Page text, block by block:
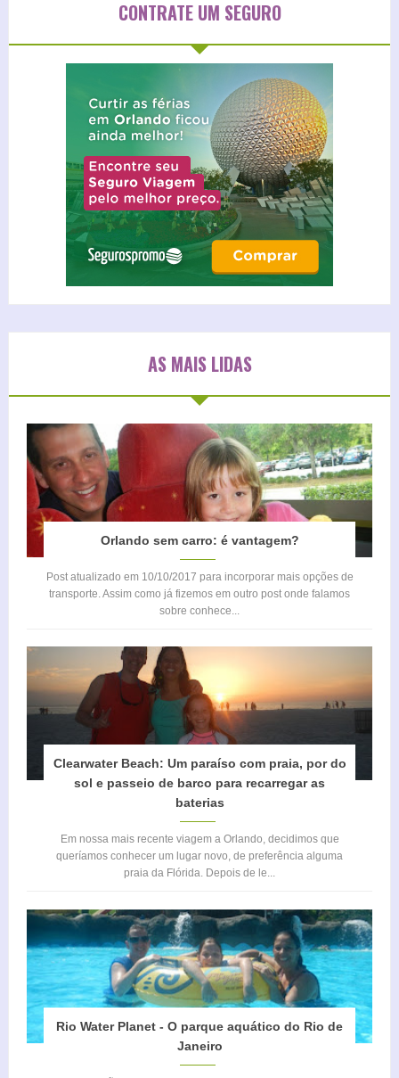
CONTRATE UM SEGURO
AS MAIS LIDAS
Orlando sem carro: é vantagem?
Post atualizado em 10/10/2017 para incorporar mais opções de
transporte. Assim como já fizemos em outro post onde falamos
sobre conhece...
Clearwater Beach: Um paraíso com praia, por do
sol e passeio de barco para recarregar as
baterias
Em nossa mais recente viagem a Orlando, decidimos que
queríamos conhecer um lugar novo, de preferência alguma
praia da Flórida. Depois de le...
Rio Water Planet - O parque aquático do Rio de
Janeiro